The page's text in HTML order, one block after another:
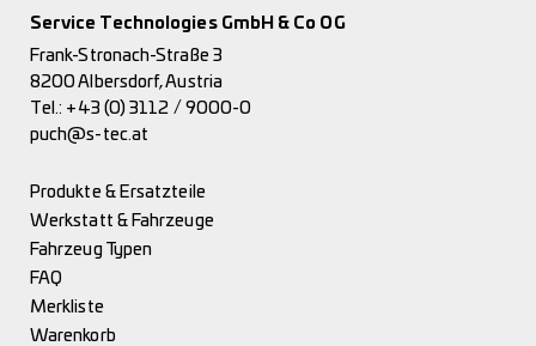
Service Technologies GmbH & Co OG
Frank-Stronach-Straße 3
8200 Albersdorf, Austria
Tel.: +43 (0) 3112 / 9000-0
puch@s-tec.at
Produkte & Ersatzteile
Werkstatt & Fahrzeuge
Fahrzeug Typen
FAQ
Merkliste
Warenkorb